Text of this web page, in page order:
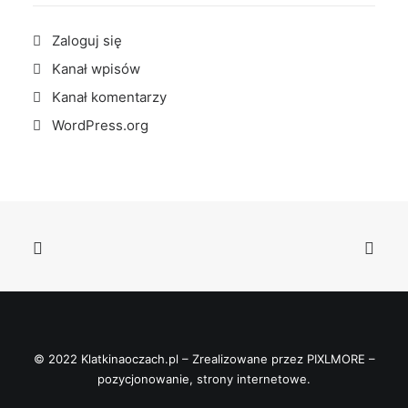
Zaloguj się
Kanał wpisów
Kanał komentarzy
WordPress.org
© 2022 Klatkinaoczach.pl – Zrealizowane przez PIXLMORE –
pozycjonowanie, strony internetowe.